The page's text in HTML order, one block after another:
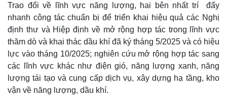
Trao đổi về lĩnh vực năng lượng, hai bên nhất trí đẩy
nhanh công tác chuẩn bị để triển khai hiệu quả các Nghị
định thư và Hiệp định về mở rộng hợp tác trong lĩnh vực
thăm dò và khai thác dầu khí đã ký tháng 5/2025 và có hiệu
lực vào tháng 10/2025; nghiên cứu mở rộng hợp tác sang
các lĩnh vực khác như điện gió, năng lượng xanh, năng
lượng tái tạo và cung cấp dịch vụ, xây dựng hạ tầng, kho
vận về năng lượng, dầu khí.